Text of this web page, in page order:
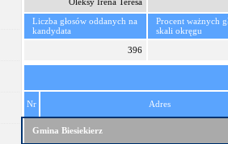
Liczba głosów oddanych na
kandydata
Procent ważnych
skali okręgu
396
Nr Adres
Gmina Biesiekierz